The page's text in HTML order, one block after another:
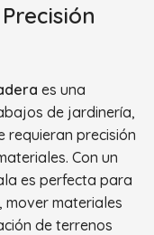
es una
de jardinería,
requieran precisión
Con un
es perfecta para
mover materiales
de terrenos